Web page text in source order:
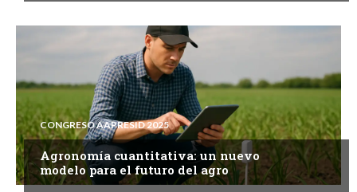
CONGRESO AAPRESID 2025
Agronomía cuantitativa: un nuevo
modelo para el futuro del agro